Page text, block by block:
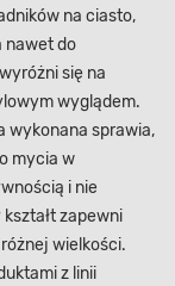
na ciasto,
nawet do
się na
wyglądem.
wykonana sprawia,
mycia w
i nie
zapewni
wielkości.
z linii